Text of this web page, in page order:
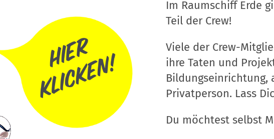
Im Raumschiff Erde
Teil der Crew!
Viele der Crew-
ihre Taten und
Bildungseinrichtung,
Privatperson. Lass
Du möchtest selbst